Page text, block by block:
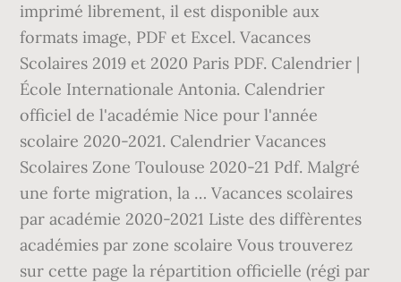
imprimé librement, il est disponible aux
formats image, PDF et Excel. Vacances
Scolaires 2019 et 2020 Paris PDF. Calendrier |
École Internationale Antonia. Calendrier
officiel de l'académie Nice pour l'année
scolaire 2020-2021. Calendrier Vacances
Scolaires Zone Toulouse 2020-21 Pdf. Malgré
une forte migration, la … Vacances scolaires
par académie 2020-2021 Liste des diffèrentes
académies par zone scolaire Vous trouverez
sur cette page la répartition officielle (régi par